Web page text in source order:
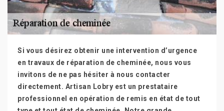
Si vous désirez obtenir une intervention d’urgence
en travaux de réparation de cheminée, nous vous
invitons de ne pas hésiter à nous contacter
directement. Artisan Lobry est un prestataire
professionnel en opération de remis en état de tout